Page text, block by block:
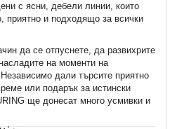
с ясни, дебели линии, които
приятно и подходящо за всички
да се отпуснете, да развихрите
на моменти на
дали търсите приятно
или подарък за истински
ще донесат много усмивки и